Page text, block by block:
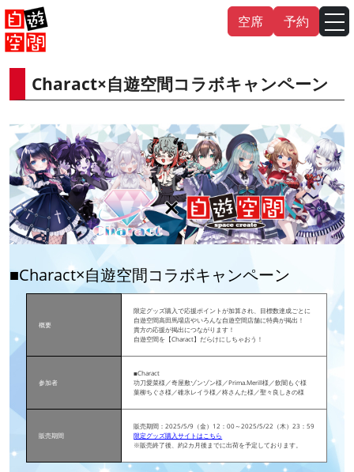
Skip
to
content
空席 予約
Charact×自遊空間コラボキャンペーン
■Charact×自遊空間コラボキャンペーン
概要
限定グッズ購入で応援ポイントが加算され、目標数達成ごとに
自遊空間高田馬場店やいろんな自遊空間店舗に特典が掲出！
貴方の応援が掲出につながります！
自遊空間を【Charact】だらけにしちゃおう！
参加者
■Charact
功刀愛菜様／奇屋敷ゾンゾン様／Prima.Merill様／飲闇もぐ様
葉柳ちぐさ様／碓氷レイラ様／柊さんた様／聖々良しきの様
販売期間
販売期間：2025/5/9（金）12：00～2025/5/22（木）23：59
限定グッズ購入サイトはこちら
※販売終了後、約2カ月後までに出荷を予定しております。
English 中文（繁體） 中文（简体）
한국어
日本語